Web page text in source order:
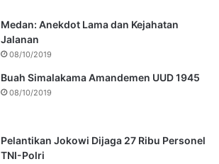
Medan: Anekdot Lama dan Kejahatan
Jalanan
08/10/2019
Buah Simalakama Amandemen UUD 1945
08/10/2019
Pelantikan Jokowi Dijaga 27 Ribu Personel
TNI-Polri